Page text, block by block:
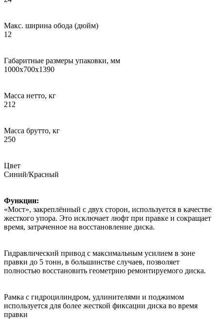
Макс. ширина обода (дюйм)
12
Габаритные размеры упаковки, мм
1000x700x1390
Масса нетто, кг
212
Масса брутто, кг
250
Цвет
Синий/Красный
Функции:
«Мост», закреплённый с двух сторон, используется в качестве
жесткого упора. Это исключает люфт при правке и сокращает
время, затраченное на восстановление диска.
Гидравлический привод с максимальным усилием в зоне
правки до 5 тонн, в большинстве случаев, позволяет
полностью восстановить геометрию ремонтируемого диска.
Рамка с гидроцилиндром, удлинителями и поджимом
используется для более жесткой фиксации диска во время
правки